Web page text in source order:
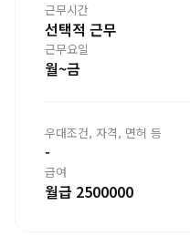
근무시간
선택적 근무
근무요일
월~금
우대조건, 자격, 면허 등
-
급여
월급 2500000